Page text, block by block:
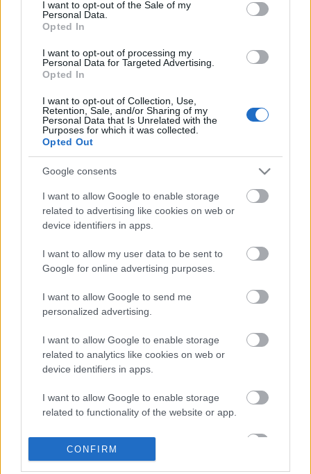
I want to opt-out of the Sale of my
Personal Data.
Opted In
I want to opt-out of processing my
Personal Data for Targeted Advertising.
Opted In
I want to opt-out of Collection, Use,
Retention, Sale, and/or Sharing of my
Personal Data that Is Unrelated with the
Purposes for which it was collected.
Opted Out
Google consents
I want to allow Google to enable storage
related to advertising like cookies on web or
device identifiers in apps.
I want to allow my user data to be sent to
Google for online advertising purposes.
I want to allow Google to send me
personalized advertising.
I want to allow Google to enable storage
related to analytics like cookies on web or
device identifiers in apps.
I want to allow Google to enable storage
related to functionality of the website or app.
I want to allow Google to enable storage
related to personalization.
CONFIRM
Szomorú hír érkezett a palotából,
ÉLETMÓD
Mérő Vera: „Miért csak most jutott be
a parlamentbe az első Down-
Címke parlamenti képviselő